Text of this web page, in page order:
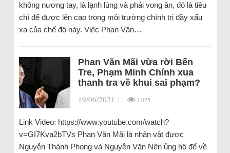
không nương tay, là lạnh lùng và phải vong ân, đó là tiêu
chí để được lên cao trong môi trường chính trị đầy xấu
xa của chế độ này. Việc Phan Văn…
Phan Văn Mãi vừa rời Bến
Tre, Phạm Minh Chính xua
thanh tra về khui sai phạm?
19/06/2021 | | 1.025
Link Video: https://www.youtube.com/watch?
v=GI7Kva2bTVs Phan Văn Mãi là nhân vật được
Nguyễn Thành Phong và Nguyễn Văn Nên ủng hộ để về